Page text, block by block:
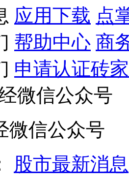
应用下载 点
帮助中心 商
申请认证砖家
微信公众号
股市最新消息